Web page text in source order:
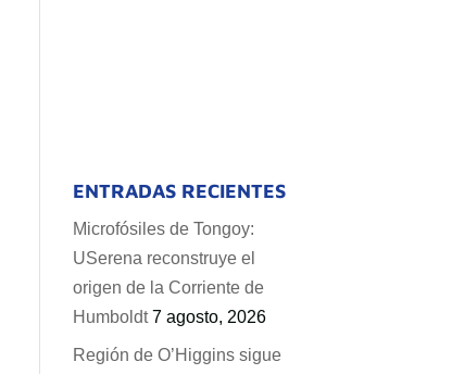
ENTRADAS RECIENTES
Microfósiles de Tongoy:
USerena reconstruye el
origen de la Corriente de
Humboldt 7 agosto, 2026
Región de O’Higgins sigue